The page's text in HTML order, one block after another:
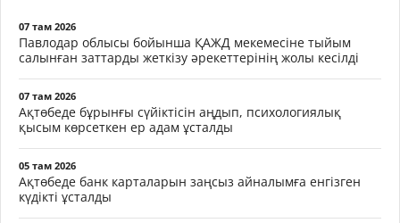
07 там 2026
Павлодар облысы бойынша ҚАЖД мекемесіне тыйым
салынған заттарды жеткізу әрекеттерінің жолы кесілді
07 там 2026
Ақтөбеде бұрынғы сүйіктісін аңдып, психологиялық
қысым көрсеткен ер адам ұсталды
05 там 2026
Ақтөбеде банк карталарын заңсыз айналымға енгізген
күдікті ұсталды